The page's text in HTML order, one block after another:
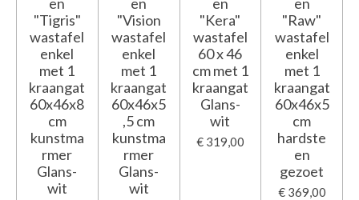
"Tigris"
wastafel
enkel
met 1
kraangat
60x46x8
cm
kunstma
rmer
Glans-
wit
"Vision
wastafel
enkel
met 1
kraangat
60x46x5
,5 cm
kunstma
rmer
Glans-
wit
"Kera"
wastafel
60 x 46
cm met 1
kraangat
Glans-
wit
€ 319,00
"Raw"
wastafel
enkel
met 1
kraangat
60x46x5
cm
hardste
en
gezoet
€ 369,00